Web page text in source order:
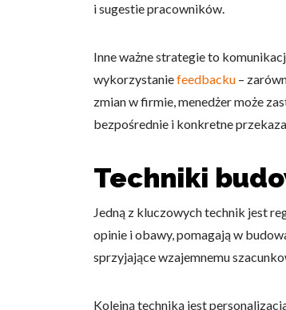
i sugestie pracowników.
Inne ważne strategie to
wykorzystaniefeedbacku –
zmian w firmie, menedżer może
bezpośrednie i konkretne
Techniki
Jedną z kluczowych technik jest
opinie i obawy, pomagają w
sprzyjające wzajemnemu
Kolejną techniką jest
np.
Statystyczne
reklam, które